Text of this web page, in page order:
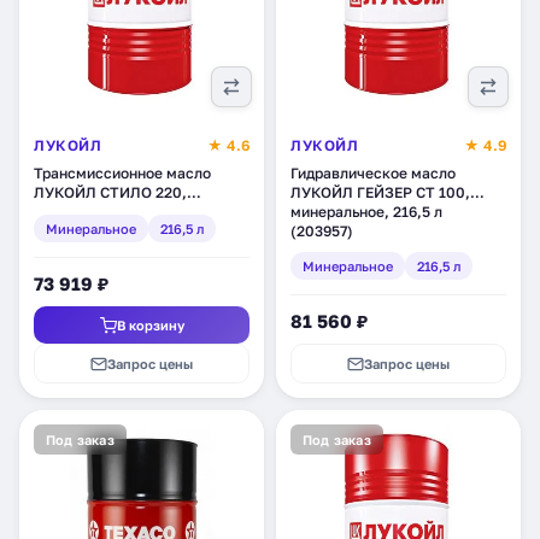
ЛУКОЙЛ
★ 4.6
Трансмиссионное масло
ЛУКОЙЛ СТИЛО 220,
(132622)
Минеральное 216,5 л
73 919 ₽
В корзину
Запрос цены
ЛУКОЙЛ
★ 4.9
Гидравлическое масло
ЛУКОЙЛ ГЕЙЗЕР СТ 100,
минеральное, 216,5 л
(203957)
Минеральное 216,5 л
81 560 ₽
Запрос цены
Под заказ Под заказ